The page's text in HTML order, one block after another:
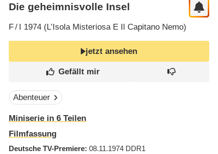
Die geheimnisvolle Insel
F/ 1974 (L’Isola Misteriosa E Il Capitano Nemo)
jetzt ansehen
Abenteuer
Miniserie in 6 Teilen
Filmfassung
Deutsche TV-Premiere 08.11.1974 DDR1